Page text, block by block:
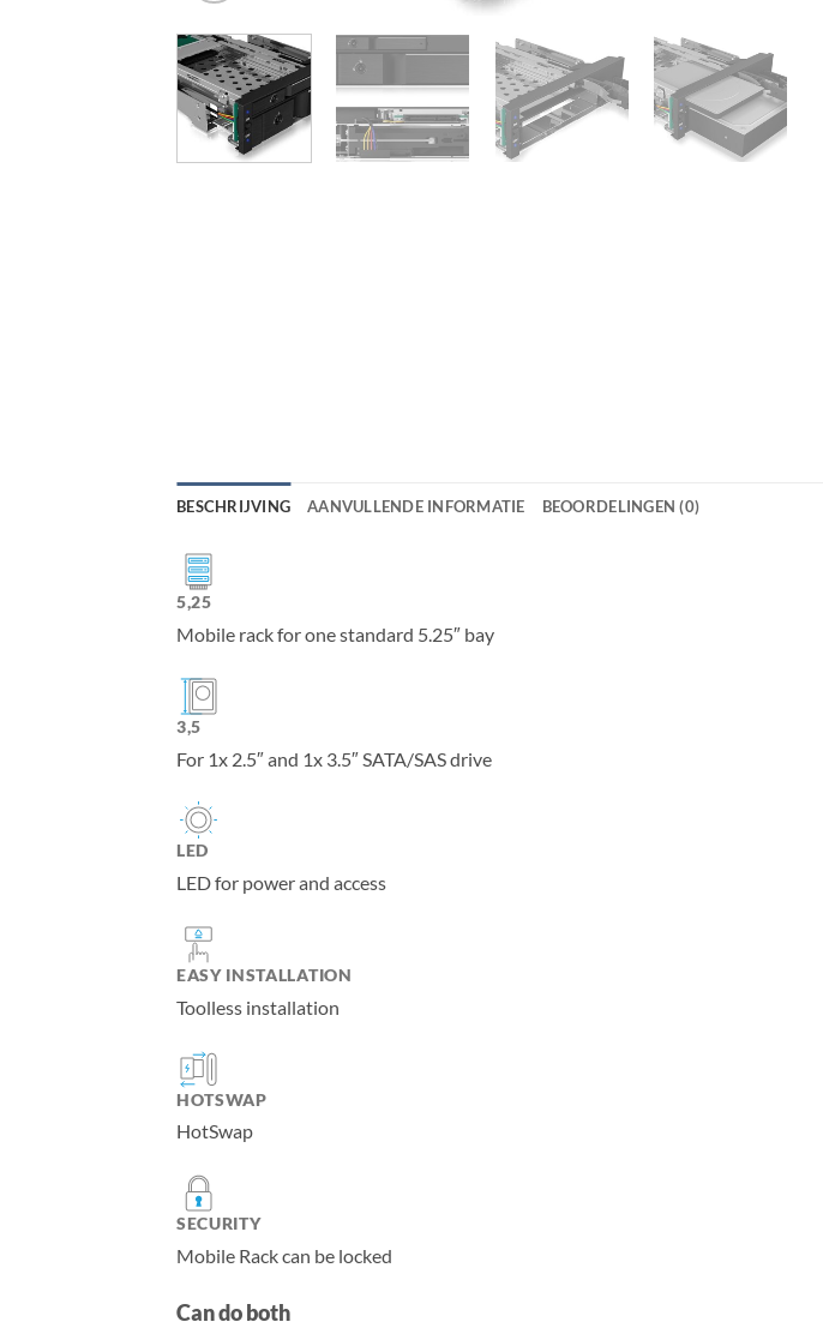
BESCHRIJVING AANVULLENDE INFORMATIE BEOORDELINGEN (0)
5,25
Mobile rack for one standard 5.25″ bay
3,5
For 1x 2.5″ and 1x 3.5″ SATA/SAS drive
LED
LED for power and access
EASY INSTALLATION
Toolless installation
HOTSWAP
HotSwap
SECURITY
Mobile Rack can be locked
Can do both